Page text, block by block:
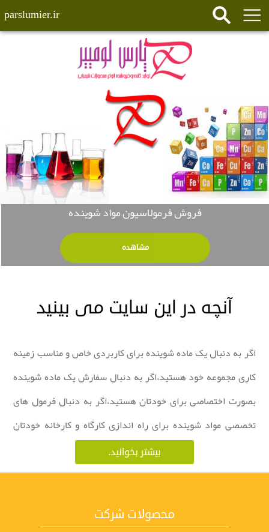
parslumier.ir
فروش فرمولاسیون مواد شوینده
مشاهده
آنچه در این سایت می بینید
اگر به دنبال یک ماده شوینده برای کاربردی خاص و مناسب زمینه
کاری مجموعه خود هستید،اگر به دنبال سفارش یک ماده شوینده
بصورت اختصاصی برای خودتان هستید،اگر به دنبال فرمول های
تخصصی مواد شوینده برای راه اندازی کارگاه و کارخانه خودتان
هستید،با بازدید از صفحات این سایت قطعا به نتیجه می رسید.در
این وب سایت لیست کاملی از مواد شوینده صنعتی و غیر صنعتی
مورد مواد شوینده خواهید یافت .
بیشتر بخوانید.
ما چه می کنیم ؟
محصولات شرکت